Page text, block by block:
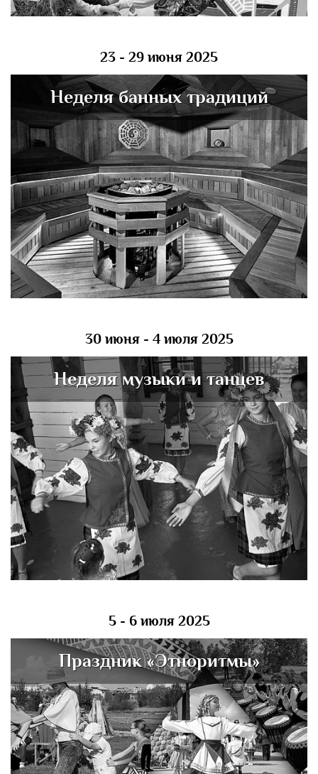
23 - 29 июня 2025
Неделя банных традиций
30 июня - 4 июля 2025
Неделя музыки и танцев
5 - 6 июля 2025
Праздник «Этноритмы»